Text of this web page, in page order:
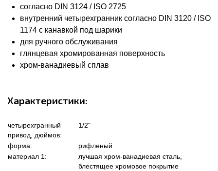
согласно DIN 3124 / ISO 2725
внутренний четырехгранник согласно DIN 3120 / ISO
1174 с канавкой под шарики
для ручного обслуживания
глянцевая хромированная поверхность
хром-ванадиевый сплав
Характеристики:
четырехгранный
привод, дюймов:
1/2"
форма:
рифленый
материал 1:
лучшая хром-ванадиевая сталь,
блестящее хромовое покрытие